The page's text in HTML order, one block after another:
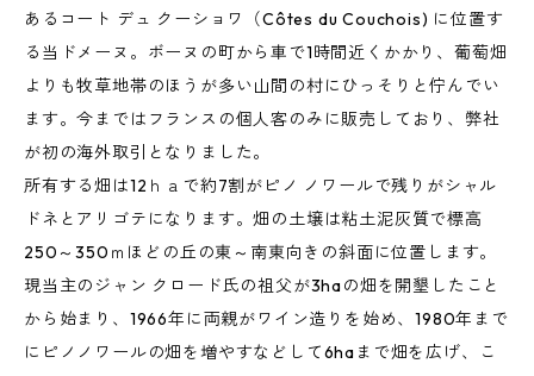
あるコート デュ クーショワ（Côtes du Couchois) に位置す
る当ドメーヌ。ボーヌの町から車で1時間近くかかり、葡萄畑
よりも牧草地帯のほうが多い山間の村にひっそりと佇んでい
ます。今まではフランスの個人客のみに販売しており、弊社
が初の海外取引となりました。
所有する畑は12ｈａで約7割がピノ ノワールで残りがシャル
ドネとアリゴテになります。畑の土壌は粘土泥灰質で標高
250～350ｍほどの丘の東～南東向きの斜面に位置します。
現当主のジャン クロード氏の祖父が3haの畑を開墾したこと
から始まり、1966年に両親がワイン造りを始め、1980年まで
にピノノワールの畑を増やすなどして6haまで畑を広げ、こ